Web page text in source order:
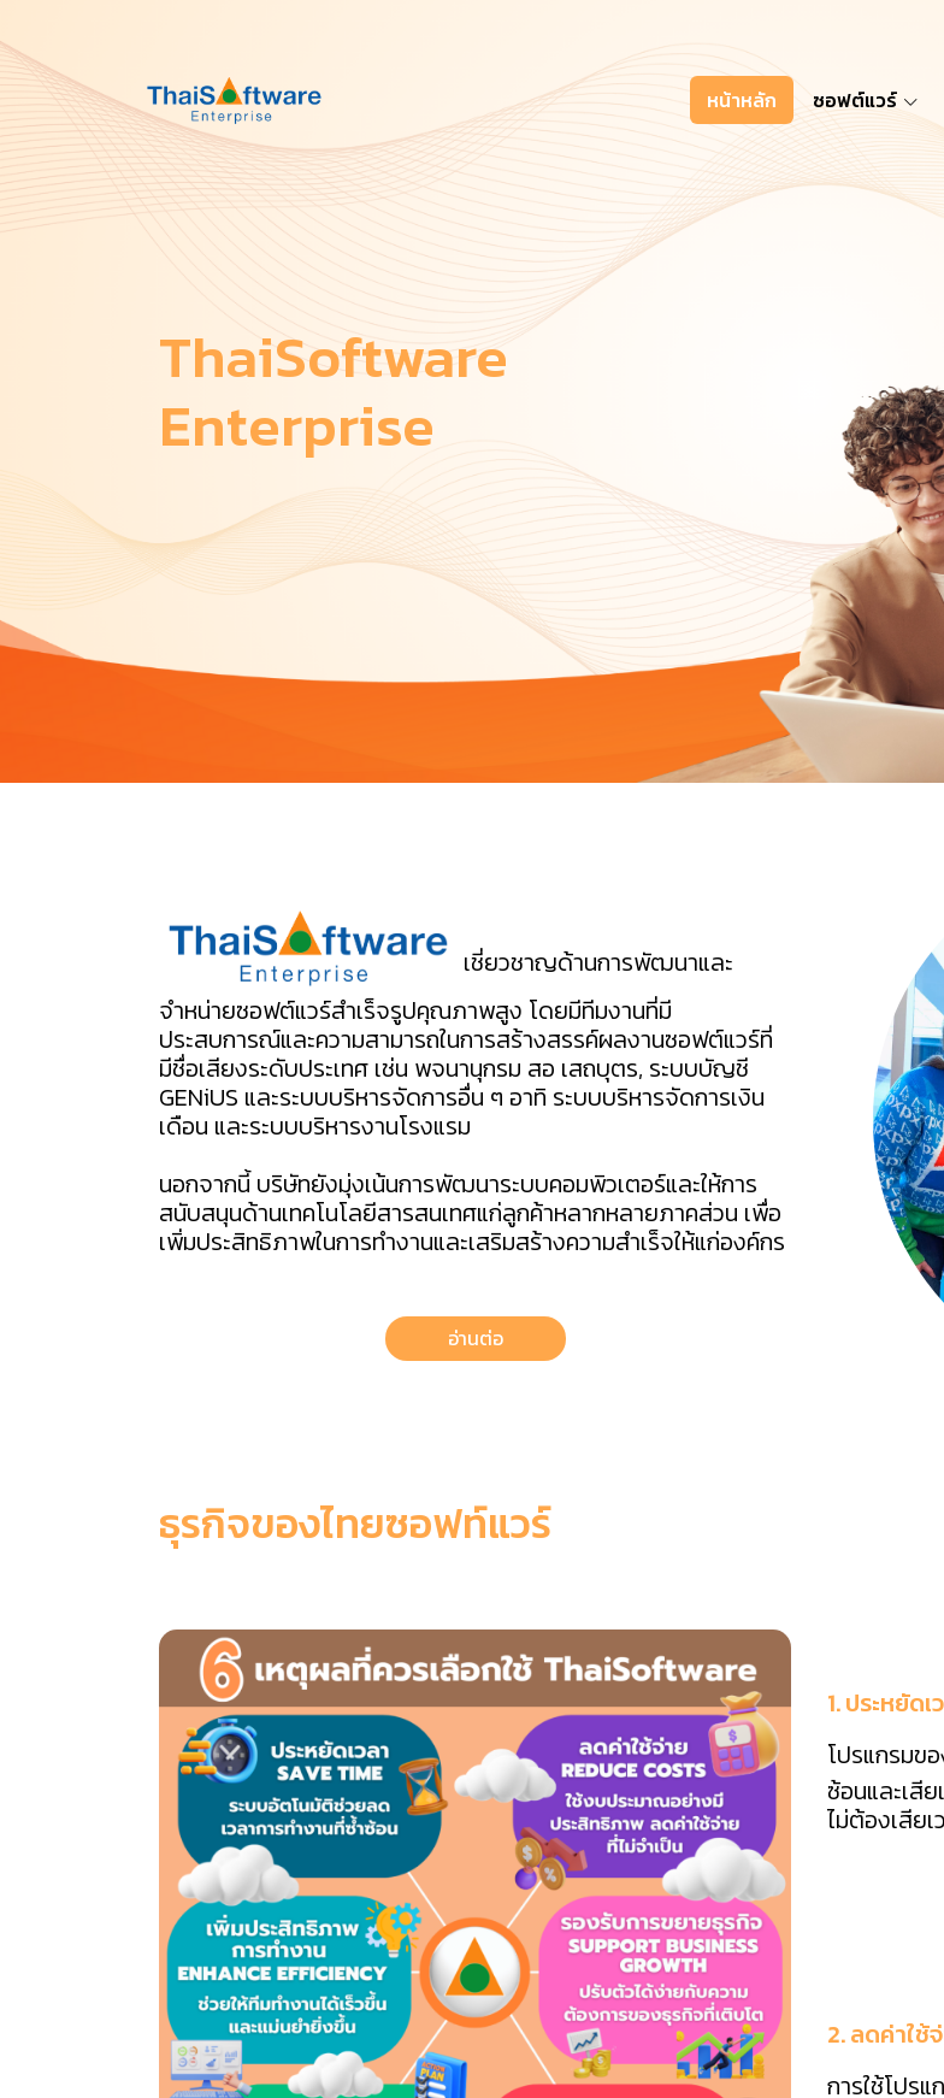
หน้าหลัก ซอฟต์แวร์
ThaiSoftware
Enterprise
เชี่ยวชาญด้านการพัฒนาและ
จำหน่ายซอฟต์แวร์สำเร็จรูปคุณภาพสูง โดยมีทีมงานที่มี
ประสบการณ์และความสามารถในการสร้างสรรค์ผลงานซอฟต์แวร์ที่
มีชื่อเสียงระดับประเทศ เช่น พจนานุกรม สอ เสถบุตร, ระบบบัญชี
GENiUS และระบบบริหารจัดการอื่น ๆ อาทิ ระบบบริหารจัดการเงิน
เดือน และระบบบริหารงานโรงแรม
นอกจากนี้ บริษัทยังมุ่งเน้นการพัฒนาระบบคอมพิวเตอร์และให้การ
สนับสนุนด้านเทคโนโลยีสารสนเทศแก่ลูกค้าหลากหลายภาคส่วน เพื่อ
เพิ่มประสิทธิภาพในการทำงานและเสริมสร้างความสำเร็จให้แก่องค์กร
อ่านต่อ
ธุรกิจของไทยซอฟท์แวร์
1. ประหยัด
โปรแกรมข
ซ้อนและเสี
ไม่ต้องเสีย
2. ลดค่าใช้
การใช้โปร